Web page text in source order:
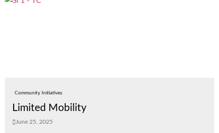
Community Initiatives
Limited Mobility
June 25, 2025